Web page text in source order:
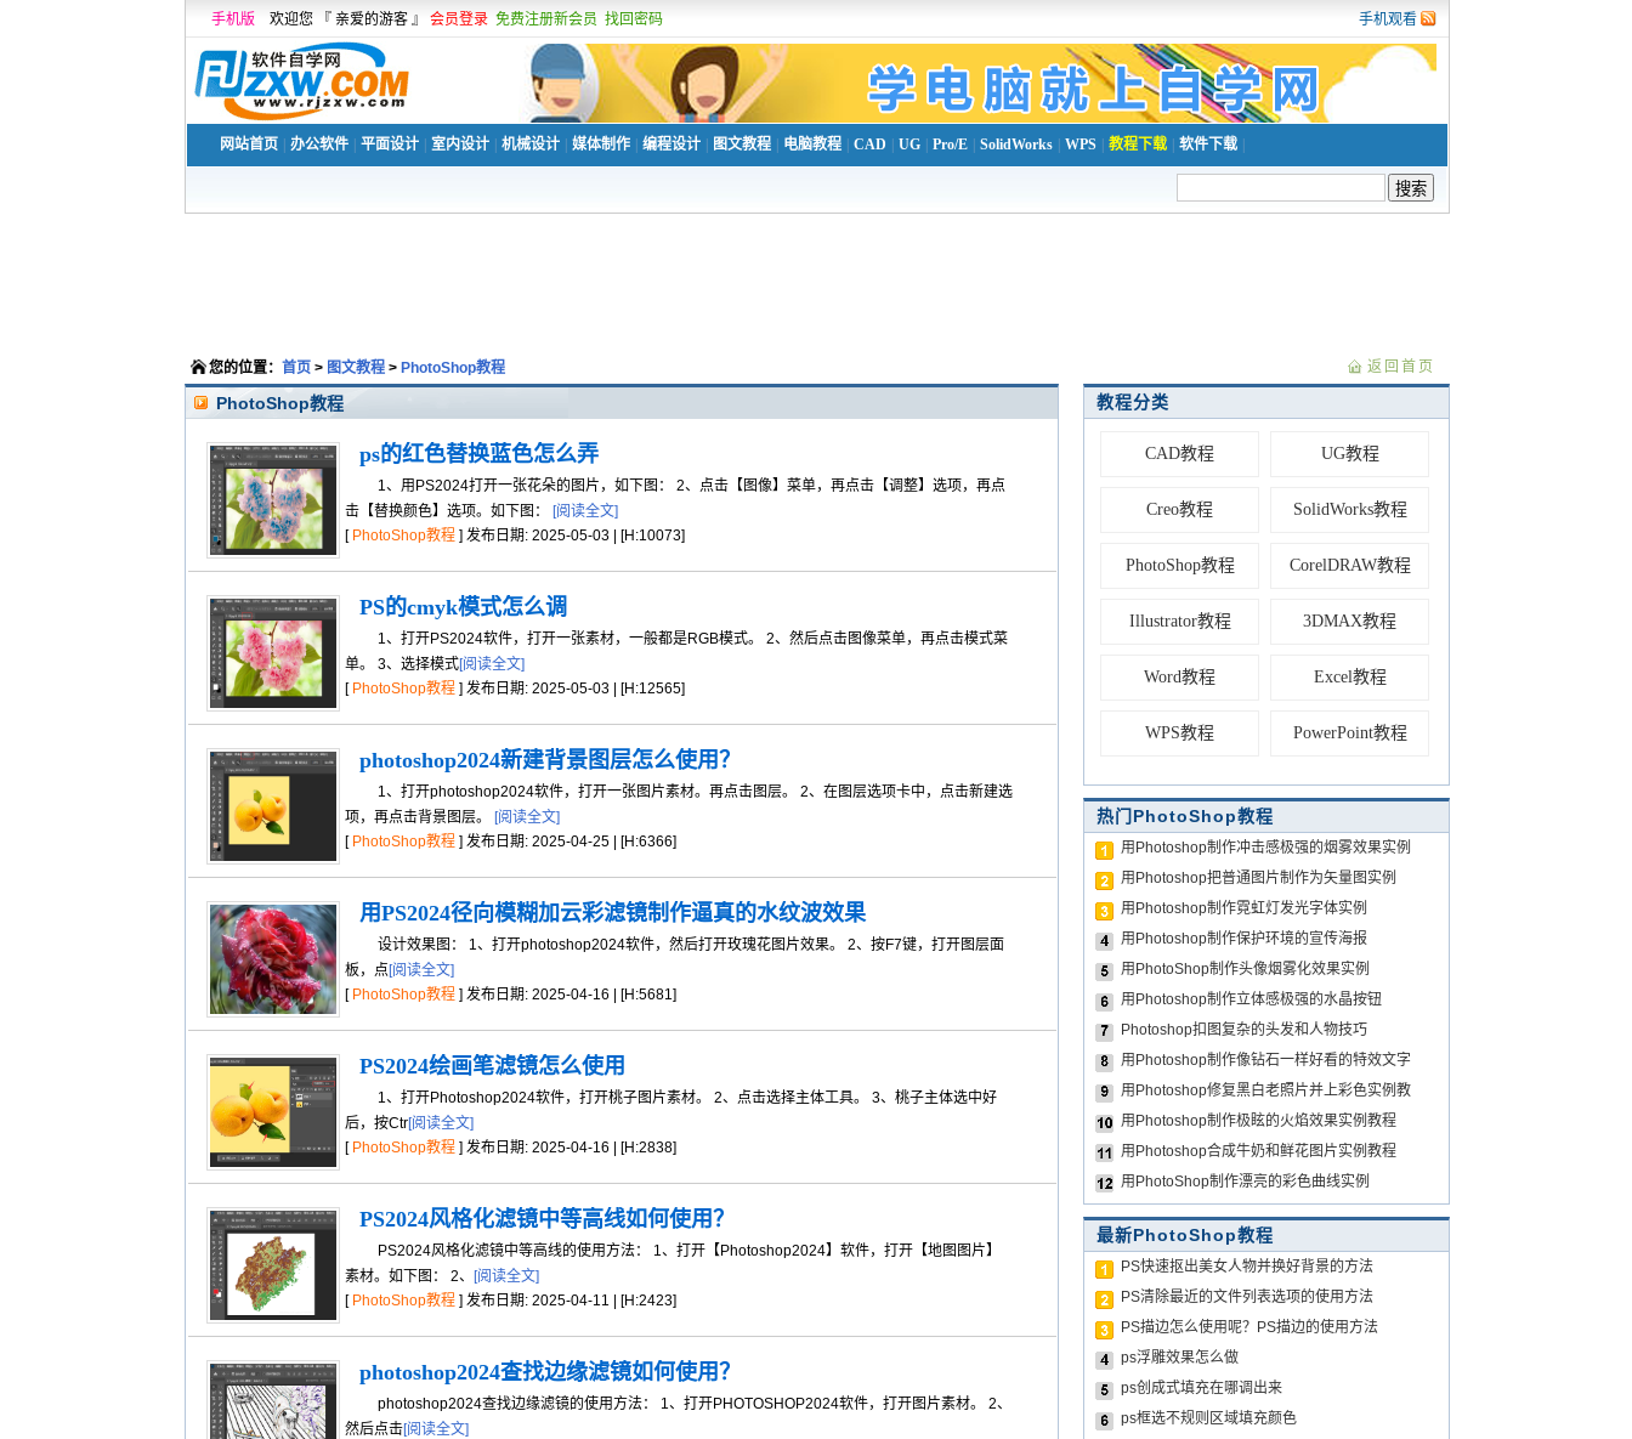
手机观看
手机版 欢迎您 『 亲爱的游客 』 会员登录 免费注册新会员 找回密码
网站首页 办公软件 平面设计 室内设计 机械设计 媒体制作 编程设计 图文教程 电脑教程 CAD UG Pro/E SolidWorks WPS 教程下载 软件下载
您的位置： 首页 > 图文教程 > PhotoShop教程 返回首页
PhotoShop教程
ps的红色替换蓝色怎么弄
1、用PS2024打开一张花朵的图片，如下图： 2、点击【图像】菜单，再点击【调整】选项，再点
击【替换颜色】选项。如下图：
[阅读全文]
[ PhotoShop教程] 发布日期: 2025-05-03 | [H:10073]
PS的cmyk模式怎么调
1、打开PS2024软件，打开一张素材，一般都是RGB模式。 2、然后点击图像菜单，再点击模式菜
单。 3、选择模式[阅读全文]
[ PhotoShop教程] 发布日期: 2025-05-03 | [H:12565]
photoshop2024新建背景图层怎么使用？
1、打开photoshop2024软件，打开一张图片素材。再点击图层。 2、在图层选项卡中，点击新建选
项，再点击背景图层。
[阅读全文]
[ PhotoShop教程] 发布日期: 2025-04-25 | [H:6366]
用PS2024径向模糊加云彩滤镜制作逼真的水纹波效果
设计效果图： 1、打开photoshop2024软件，然后打开玫瑰花图片效果。 2、按F7键，打开图层面
板，点 [阅读全文]
[ PhotoShop教程] 发布日期: 2025-04-16 | [H:5681]
PS2024绘画笔滤镜怎么使用
1、打开Photoshop2024软件，打开桃子图片素材。 2、点击选择主体工具。 3、桃子主体选中好
后，按Ctr[阅读全文]
[ PhotoShop教程] 发布日期: 2025-04-16 | [H:2838]
PS2024风格化滤镜中等高线如何使用？
PS2024风格化滤镜中等高线的使用方法： 1、打开【Photoshop2024】软件，打开【地图图片】
素材。如下图： 2、
[阅读全文]
[ PhotoShop教程] 发布日期: 2025-04-11 | [H:2423]
photoshop2024查找边缘滤镜如何使用？
photoshop2024查找边缘滤镜的使用方法： 1、打开PHOTOSHOP2024软件，打开图片素材。 2、
然后点击[阅读全文]
教程分类
CAD教程 UG教程
Creo教程 SolidWorks教程
PhotoShop教程 CorelDRAW教程
Illustrator教程 3DMAX教程
Word教程 Excel教程
WPS教程 PowerPoint教程
热门PhotoShop教程
用Photoshop制作冲击感极强的烟雾效果实例
用Photoshop把普通图片制作为矢量图实例
用Photoshop制作霓虹灯发光字体实例
用Photoshop制作保护环境的宣传海报
用PhotoShop制作头像烟雾化效果实例
用Photoshop制作立体感极强的水晶按钮
Photoshop扣图复杂的头发和人物技巧
用Photoshop制作像钻石一样好看的特效文字
用Photoshop修复黑白老照片并上彩色实例教
用Photoshop制作极眩的火焰效果实例教程
用Photoshop合成牛奶和鲜花图片实例教程
用PhotoShop制作漂亮的彩色曲线实例
最新PhotoShop教程
PS快速抠出美女人物并换好背景的方法
PS清除最近的文件列表选项的使用方法
PS描边怎么使用呢？PS描边的使用方法
ps浮雕效果怎么做
ps创成式填充在哪调出来
ps框选不规则区域填充颜色